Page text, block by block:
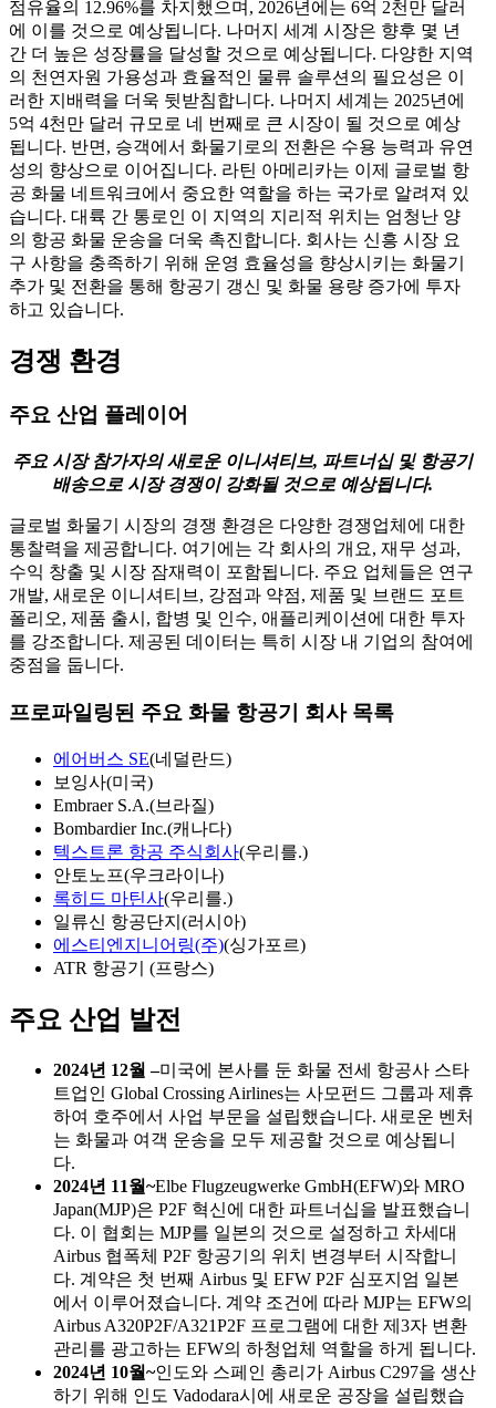
점유율의 12.96%를 차지했으며, 2026년에는 6억 2천만 달러
에 이를 것으로 예상됩니다. 나머지 세계 시장은 향후 몇 년
간 더 높은 성장률을 달성할 것으로 예상됩니다. 다양한 지역
의 천연자원 가용성과 효율적인 물류 솔루션의 필요성은 이
러한 지배력을 더욱 뒷받침합니다. 나머지 세계는 2025년에
5억 4천만 달러 규모로 네 번째로 큰 시장이 될 것으로 예상
됩니다. 반면, 승객에서 화물기로의 전환은 수용 능력과 유연
성의 향상으로 이어집니다. 라틴 아메리카는 이제 글로벌 항
공 화물 네트워크에서 중요한 역할을 하는 국가로 알려져 있
습니다. 대륙 간 통로인 이 지역의 지리적 위치는 엄청난 양
의 항공 화물 운송을 더욱 촉진합니다. 회사는 신흥 시장 요
구 사항을 충족하기 위해 운영 효율성을 향상시키는 화물기
추가 및 전환을 통해 항공기 갱신 및 화물 용량 증가에 투자
하고 있습니다.
경쟁 환경
주요 산업 플레이어
주요 시장 참가자의 새로운 이니셔티브, 파트너십 및 항공기
배송으로 시장 경쟁이 강화될 것으로 예상됩니다.
글로벌 화물기 시장의 경쟁 환경은 다양한 경쟁업체에 대한
통찰력을 제공합니다. 여기에는 각 회사의 개요, 재무 성과,
수익 창출 및 시장 잠재력이 포함됩니다. 주요 업체들은 연구
개발, 새로운 이니셔티브, 강점과 약점, 제품 및 브랜드 포트
폴리오, 제품 출시, 합병 및 인수, 애플리케이션에 대한 투자
를 강조합니다. 제공된 데이터는 특히 시장 내 기업의 참여에
중점을 둡니다.
프로파일링된 주요 화물 항공기 회사 목록
에어버스 SE(네덜란드)
보잉사(미국)
Embraer S.A.(브라질)
Bombardier Inc.(캐나다)
텍스트론 항공 주식회사(우리를.)
안토노프(우크라이나)
록히드 마틴사(우리를.)
일류신 항공단지(러시아)
에스티엔지니어링(주)(싱가포르)
ATR 항공기 (프랑스)
주요 산업 발전
2024년 12월 –미국에 본사를 둔 화물 전세 항공사 스타
트업인 Global Crossing Airlines는 사모펀드 그룹과 제휴
하여 호주에서 사업 부문을 설립했습니다. 새로운 벤처
는 화물과 여객 운송을 모두 제공할 것으로 예상됩니
다.
2024년 11월~Elbe Flugzeugwerke GmbH(EFW)와 MRO
Japan(MJP)은 P2F 혁신에 대한 파트너십을 발표했습니
다. 이 협회는 MJP를 일본의 것으로 설정하고 차세대
Airbus 협폭체 P2F 항공기의 위치 변경부터 시작합니
다. 계약은 첫 번째 Airbus 및 EFW P2F 심포지엄 일본
에서 이루어졌습니다. 계약 조건에 따라 MJP는 EFW의
Airbus A320P2F/A321P2F 프로그램에 대한 제3자 변환
관리를 광고하는 EFW의 하청업체 역할을 하게 됩니다.
2024년 10월~인도와 스페인 총리가 Airbus C297을 생산
하기 위해 인도 Vadodara시에 새로운 공장을 설립했습